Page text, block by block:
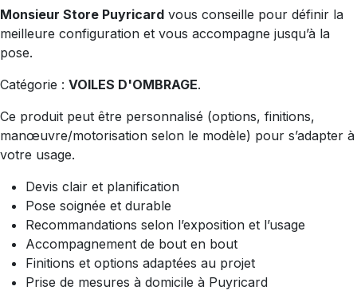
Monsieur Store Puyricard vous conseille pour définir la
meilleure configuration et vous accompagne jusqu’à la
pose.
Catégorie : VOILES D'OMBRAGE.
Ce produit peut être personnalisé (options, finitions,
manœuvre/motorisation selon le modèle) pour s’adapter à
votre usage.
Devis clair et planification
Pose soignée et durable
Recommandations selon l’exposition et l’usage
Accompagnement de bout en bout
Finitions et options adaptées au projet
Prise de mesures à domicile à Puyricard